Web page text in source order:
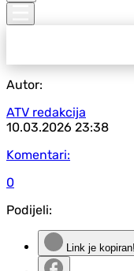
Autor:
ATV redakcija
10.03.2026 23:38
Komentari:
0
Podijeli:
Link je kopiran!